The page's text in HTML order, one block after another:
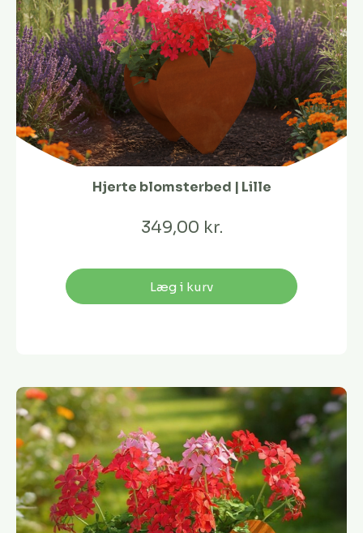
Hjerte blomsterbed | Lille
349,00 kr.
Læg i kurv